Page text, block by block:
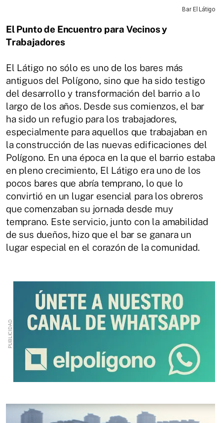
Bar El Látigo
El Punto de Encuentro para Vecinos y
Trabajadores
El Látigo no sólo es uno de los bares más
antiguos del Polígono, sino que ha sido testigo
del desarrollo y transformación del barrio a lo
largo de los años. Desde sus comienzos, el bar
ha sido un refugio para los trabajadores,
especialmente para aquellos que trabajaban en
la construcción de las nuevas edificaciones del
Polígono. En una época en la que el barrio estaba
en pleno crecimiento, El Látigo era uno de los
pocos bares que abría temprano, lo que lo
convirtió en un lugar esencial para los obreros
que comenzaban su jornada desde muy
temprano. Este servicio, junto con la amabilidad
de sus dueños, hizo que el bar se ganara un
lugar especial en el corazón de la comunidad.